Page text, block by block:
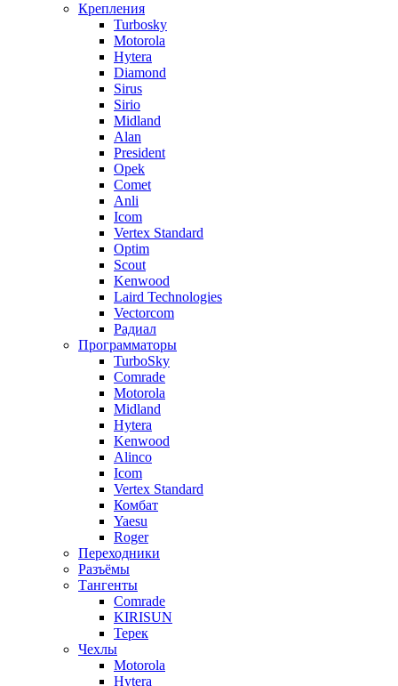
Крепления
Turbosky
Motorola
Hytera
Diamond
Sirus
Sirio
Midland
Alan
President
Opek
Comet
Anli
Icom
Vertex Standard
Optim
Scout
Kenwood
Laird Technologies
Vectorcom
Радиал
Программаторы
TurboSky
Comrade
Motorola
Midland
Hytera
Kenwood
Alinco
Icom
Vertex Standard
Комбат
Yaesu
Roger
Переходники
Разъёмы
Тангенты
Comrade
KIRISUN
Терек
Чехлы
Motorola
Hytera